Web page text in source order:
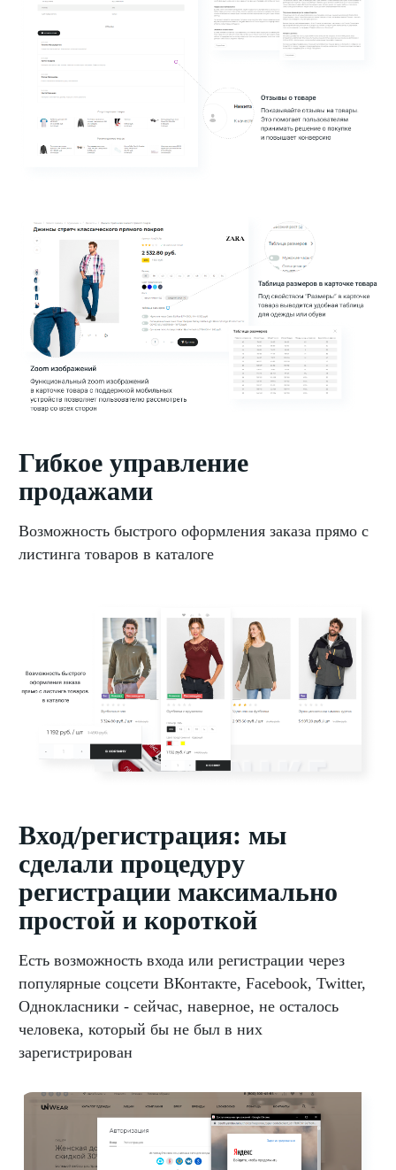
Гибкое управление
продажами
Возможность быстрого оформления заказа прямо с
листинга товаров в каталоге
Вход/регистрация: мы
сделали процедуру
регистрации максимально
простой и короткой
Есть возможность входа или регистрации через
популярные соцсети ВКонтакте, Facebook, Twitter,
Однокласники - сейчас, наверное, не осталось
человека, который бы не был в них
зарегистрирован